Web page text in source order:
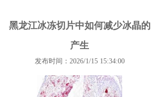
黑龙江冰冻切片中如何减少冰晶的
产生
发布时间：2026/1/15 15:34:00